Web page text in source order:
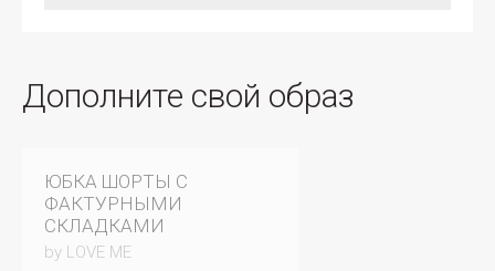
Дополните свой образ
ЮБКА ШОРТЫ С
ФАКТУРНЫМИ
СКЛАДКАМИ
by LOVE ME